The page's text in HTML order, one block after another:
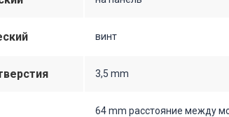
винт
3,5 mm
64 mm расстояние между